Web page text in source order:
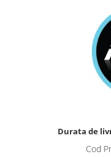
Durata de
Cod